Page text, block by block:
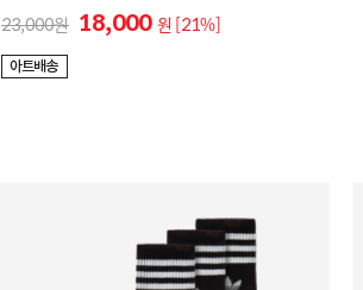
23,000 18,000 원 [21%]